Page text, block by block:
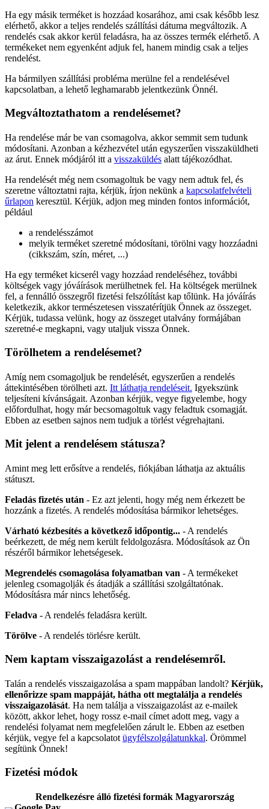
Ha egy másik terméket is hozzáad kosarához, ami csak később lesz
elérhető, akkor a teljes rendelés szállítási dátuma megváltozik. A
rendelés csak akkor kerül feladásra, ha az összes termék elérhető. A
termékeket nem egyenként adjuk fel, hanem mindig csak a teljes
rendelést.
Ha bármilyen szállítási probléma merülne fel a rendelésével
kapcsolatban, a lehető leghamarabb jelentkezünk Önnél.
Megváltoztathatom a rendelésemet?
Ha rendelése már be van csomagolva, akkor semmit sem tudunk
módosítani. Azonban a kézhezvétel után egyszerűen visszaküldheti
az árut. Ennek módjáról itt a visszaküldés alatt tájékozódhat.
Ha rendelését még nem csomagoltuk be vagy nem adtuk fel, és
szeretne változtatni rajta, kérjük, írjon nekünk a kapcsolatfelvételi
űrlapon keresztül. Kérjük, adjon meg minden fontos információt,
például
a rendelésszámot
melyik terméket szeretné módosítani, törölni vagy hozzáadni
(cikkszám, szín, méret, ...)
Ha egy terméket kicserél vagy hozzáad rendeléséhez, további
költségek vagy jóváírások merülhetnek fel. Ha költségek merülnek
fel, a fennálló összegről fizetési felszólítást kap tőlünk. Ha jóváírás
keletkezik, akkor természetesen visszatérítjük Önnek az összeget.
Kérjük, tudassa velünk, hogy az összeget utalvány formájában
szeretné-e megkapni, vagy utaljuk vissza Önnek.
Törölhetem a rendelésemet?
Amíg nem csomagoljuk be rendelését, egyszerűen a rendelés
áttekintésében törölheti azt. Itt láthatja rendeléseit. Igyekszünk
teljesíteni kívánságait. Azonban kérjük, vegye figyelembe, hogy
előfordulhat, hogy már becsomagoltuk vagy feladtuk csomagját.
Ebben az esetben sajnos nem tudjuk a törlést végrehajtani.
Mit jelent a rendelésem státusza?
Amint meg lett erősítve a rendelés, fiókjában láthatja az aktuális
státuszt.
Feladás fizetés után - Ez azt jelenti, hogy még nem érkezett be
hozzánk a fizetés. A rendelés módosítása bármikor lehetséges.
Várható kézbesítés a következő időpontig... - A rendelés
beérkezett, de még nem került feldolgozásra. Módosítások az Ön
részéről bármikor lehetségesek.
Megrendelés csomagolása folyamatban van - A termékeket
jelenleg csomagolják és átadják a szállítási szolgáltatónak.
Módosításra már nincs lehetőség.
Feladva - A rendelés feladásra került.
Törölve - A rendelés törlésre került.
Nem kaptam visszaigazolást a rendelésemről.
Talán a rendelés visszaigazolása a spam mappában landolt? Kérjük,
ellenőrizze spam mappáját, hátha ott megtalálja a rendelés
visszaigazolását. Ha nem találja a visszaigazolást az e-mailek
között, akkor lehet, hogy rossz e-mail címet adott meg, vagy a
rendelési folyamat nem megfelelően zárult le. Ebben az esetben
kérjük, vegye fel a kapcsolatot ügyfélszolgálatunkkal. Örömmel
segítünk Önnek!
Fizetési módok
Rendelkezésre álló fizetési formák Magyarország